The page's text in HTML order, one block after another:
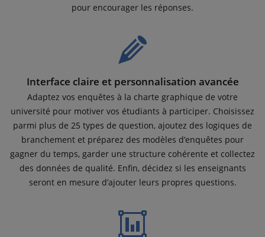
pour encourager les réponses.
Interface claire et personnalisation avancée
Adaptez vos enquêtes à la charte graphique de votre
université pour motiver vos étudiants à participer. Choisissez
parmi plus de 25 types de question, ajoutez des logiques de
branchement et préparez des modèles d’enquêtes pour
gagner du temps, garder une structure cohérente et collectez
des données de qualité. Enfin, décidez si les enseignants
seront en mesure d’ajouter leurs propres questions.